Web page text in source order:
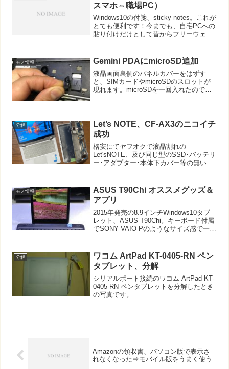
スマホ⇔職場PC）
Windows10の付箋、sticky notes。これが
とても便利です！今までも、自宅PCへの
貼り付けだけとして昔からフリーウェア
全に乗り換えました。今...
モノ情報 Gemini PDAにmicroSD追加
液晶画面裏側のパネルカバーをはずす
と、SIMカードやmicroSDのスロットが
現れます。microSDを一回入れたのです
けで全然とり...
分解
Let’s NOTE、CF-AX3のニコイチ
成功
格安にてヤフオクで液晶割れの
Let'sNOTE、及び同じ型のSSD･バッテリ
ー･アダプター･本体下カバー等の無いも
証無く、運任せの部分もあるニコイチ(二
個１)。今回は成...
モノ情報
ASUS T90Chi オススメグッズ＆
アプリ
2015年発売の8.9インチWindows10タブ
レット、ASUS T90Chi。キーボード付属
でSONY VAIO Pのようなサイズ感で一部
キビキビ動く印象です。た...
分解
ワコム ArtPad KT-0405-RN ペン
タブレット、分解
シリアルポート接続のワコム ArtPad KT-
0405-RN ペンタブレットを分解したとき
の写真です。
Amazonの領収書、パソコン版で表示さ
れなくなった⇒モバイル版をうまく使う